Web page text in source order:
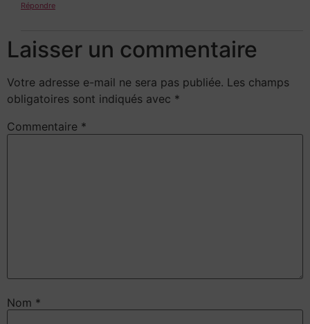
Répondre
Laisser un commentaire
Votre adresse e-mail ne sera pas publiée. Les champs
obligatoires sont indiqués avec *
Commentaire *
Nom *